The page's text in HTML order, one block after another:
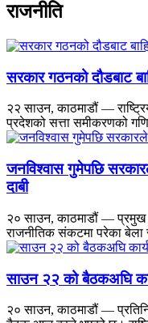
राजनीति
सरकार गठनको दौडबाट
२२ साउन, काठमाडौं —
प्रदेशको सत्ता समीकरणको
जनविश्वास गुमेपछि
दाबी
२० साउन, काठमाडौं — प्रमुख
राजनीतिक संकटमा परेका बेला
साउन २२ को बैठकअघि
२० साउन, काठमाडौं —